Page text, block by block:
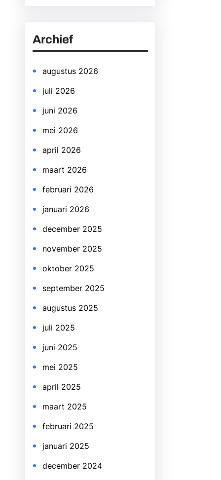
c
Archief
augustus 2026
juli 2026
juni 2026
mei 2026
april 2026
maart 2026
februari 2026
januari 2026
december 2025
november 2025
oktober 2025
september 2025
augustus 2025
juli 2025
juni 2025
mei 2025
april 2025
maart 2025
februari 2025
januari 2025
december 2024